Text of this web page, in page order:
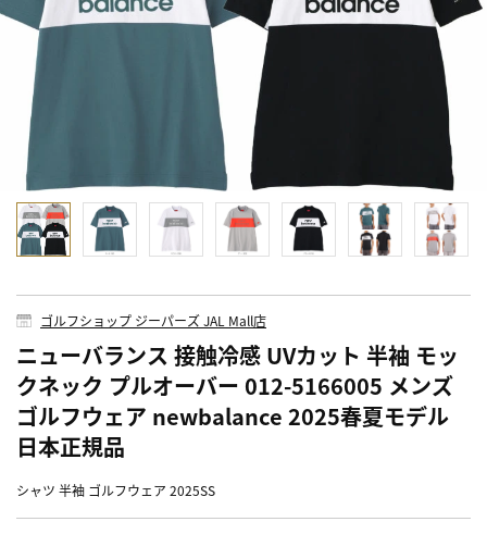
ゴルフショップ ジーパーズ JAL Mall店
ニューバランス 接触冷感 UVカット 半袖 モッ
クネック プルオーバー 012-5166005 メンズ
ゴルフウェア newbalance 2025春夏モデル
日本正規品
シャツ 半袖 ゴルフウェア 2025SS